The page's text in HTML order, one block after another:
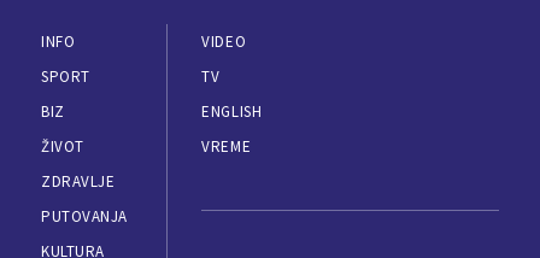
INFO
SPORT
BIZ
ŽIVOT
ZDRAVLJE
PUTOVANJA
KULTURA
VIDEO
TV
ENGLISH
VREME